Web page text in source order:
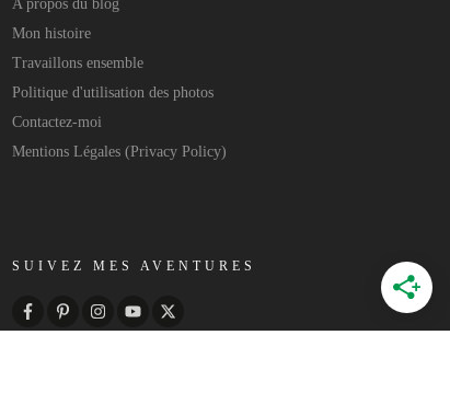
A propos du blog
Mon histoire
Travaillons ensemble
Politique d'utilisation des photos
Contactez-moi
Mentions Légales (Privacy Policy)
SUIVEZ MES AVENTURES